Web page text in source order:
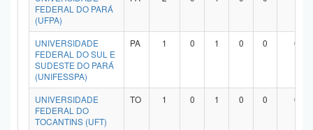
FEDERAL DO PARÁ
(UFPA)
UNIVERSIDADE
FEDERAL DO SUL E
SUDESTE DO PARÁ
(UNIFESSPA)
PA 1 0 1 0 0 0
UNIVERSIDADE
FEDERAL DO
TOCANTINS (UFT)
TO 1 0 1 0 0 0